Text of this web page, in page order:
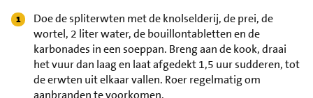
Doe de spliterwten met de knolselderij, de prei, de
wortel, 2 liter water, de bouillontabletten en de
karbonades in een soeppan. Breng aan de kook, draai
het vuur dan laag en laat afgedekt 1,5 uur sudderen, tot
de erwten uit elkaar vallen. Roer regelmatig om
aanbranden te voorkomen.